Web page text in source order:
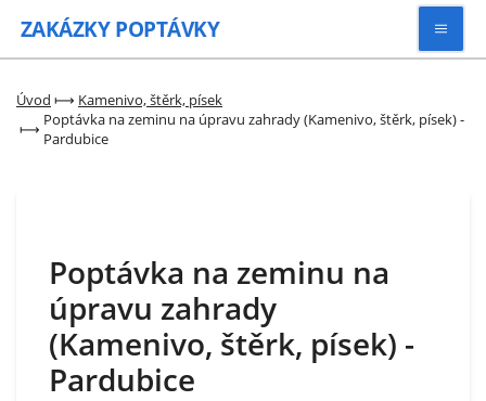
ZAKÁZKY POPTÁVKY
Vyhledávat
Zaregistrovat se
Úvod ⟼ Kamenivo, štěrk, písek
⟼ Poptávka na zeminu na úpravu zahrady (Kamenivo, štěrk, písek) -
Pardubice
Poptávka na zeminu na
úpravu zahrady
(Kamenivo, štěrk, písek) -
Pardubice